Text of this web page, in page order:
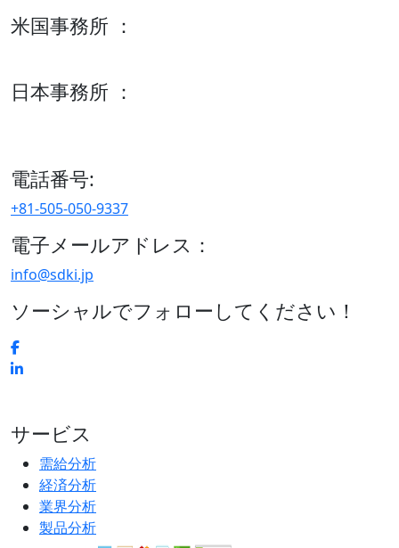
米国事務所 ：
日本事務所 ：
電話番号:
+81-505-050-9337
電子メールアドレス：
info@sdki.jp
ソーシャルでフォローしてください！
サービス
需給分析
経済分析
業界分析
製品分析